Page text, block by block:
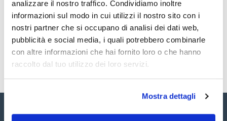
analizzare il nostro traffico. Condividiamo inoltre
informazioni sul modo in cui utilizzi il nostro sito con i
nostri partner che si occupano di analisi dei dati web,
pubblicità e social media, i quali potrebbero combinarle
con altre informazioni che hai fornito loro o che hanno
raccolto dal tuo utilizzo dei loro servizi.
Mostra dettagli
- Adatto per la setacciatura a umido;
- Movimento elettromagneticamente indotto, combinando
uno spostamento rotatorio con un altro verticale del
campione;
- Ampiezza di vibrazione regolabile fino a 2 mm;
- Dimensioni (LxHxP): 400x310x95 mm (senza setacci);
- Peso netto: 27 kg.
Registrati per i download
Registrati per i download
SDS / Scheda di
Registrati per i download